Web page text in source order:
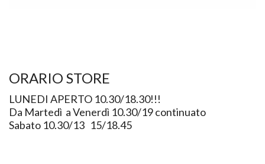
ORARIO STORE
LUNEDI APERTO 10.30/18.30!!!
Da Martedì a Venerdì 10.30/19 continuato
Sabato 10.30/13 15/18.45